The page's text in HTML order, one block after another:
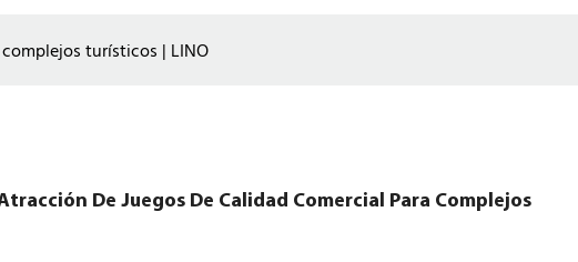
turísticos | LINO
De Juegos De Calidad Comercial Para Complejos